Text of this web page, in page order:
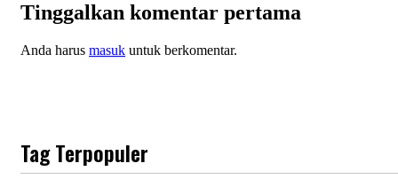
Tinggalkan komentar pertama
Anda harus masuk untuk berkomentar.
Tag Terpopuler